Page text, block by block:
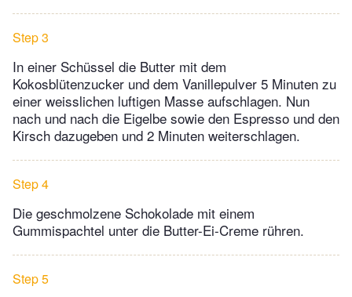
Step 3
In einer Schüssel die Butter mit dem
Kokosblütenzucker und dem Vanillepulver 5 Minuten zu
einer weisslichen luftigen Masse aufschlagen. Nun
nach und nach die Eigelbe sowie den Espresso und den
Kirsch dazugeben und 2 Minuten weiterschlagen.
Step 4
Die geschmolzene Schokolade mit einem
Gummispachtel unter die Butter-Ei-Creme rühren.
Step 5